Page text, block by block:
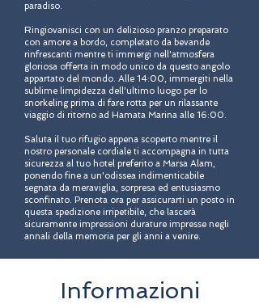
paradiso.
Ringiovanisci con un delizioso pranzo preparato
con amore a bordo, completato da bevande
rinfrescanti mentre ti immergi nell'atmosfera
gloriosa offerta in modo unico da questo angolo
appartato del mondo. Alle 14:00, immergiti nella
sublime limpidezza dell'ultimo luogo per lo
snorkeling prima di fare rotta per un rilassante
viaggio di ritorno ad Hamata Marina alle 16:00.
Saluta il tuo rifugio appena scoperto mentre il
nostro personale cordiale ti accompagna in tutta
sicurezza al tuo hotel preferito a Marsa Alam,
ponendo fine a un'odissea indimenticabile
segnata da meraviglia, sorpresa ed entusiasmo
sconfinato. Prenota ora per assicurarti un posto in
questa spedizione irripetibile, che lascerà
sicuramente impressioni durature impresse negli
annali della memoria per gli anni a venire.
Informazioni